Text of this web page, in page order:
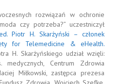
rozwiązań w ochronie
czy potrzeba?” uczestniczył
Piotr H. Skarżyński – członek
for Telemedicine & eHealth.
H. Skarżyńskiego udział wzięli:
medycznych, Centrum Zdrowia
Miłkowski, zastępca prezesa